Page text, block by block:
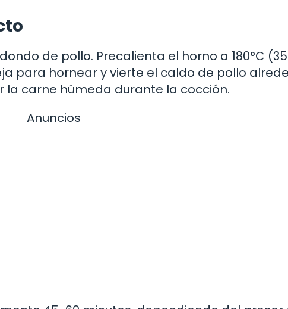
de pollo. Precalienta el horno a 180°C
para hornear y vierte el caldo de pollo
carne húmeda durante la cocción.
Anuncios